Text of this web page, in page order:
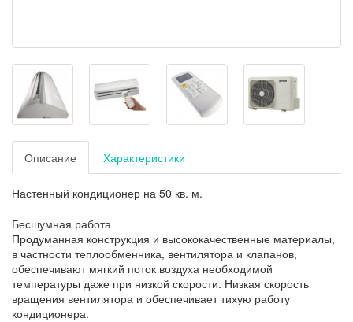
Описание Характеристики
Настенный кондиционер на 50 кв. м.
Бесшумная работа
Продуманная конструкция и высококачественные материалы,
в частности теплообменника, вентилятора и клапанов,
обеспечивают мягкий поток воздуха необходимой
температуры даже при низкой скорости. Низкая скорость
вращения вентилятора и обеспечивает тихую работу
кондиционера.